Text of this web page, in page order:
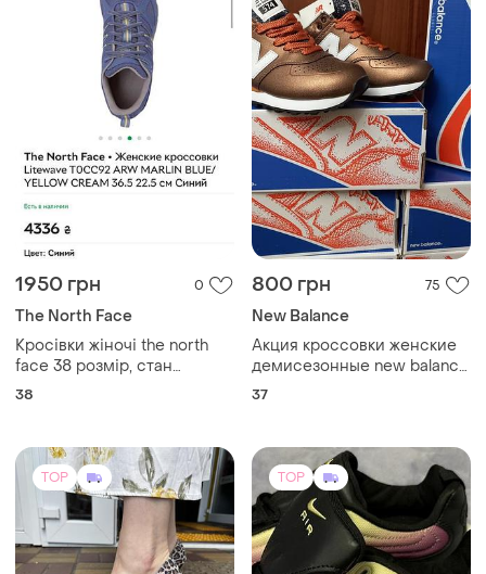
1950 грн 0
The North Face
Кросівки жіночі the north
face 38 розмір, стан
ідеальний
38
800 грн 75
New Balance
Акция кроссовки женские
демисезонные new balance
574
37
TOP TOP